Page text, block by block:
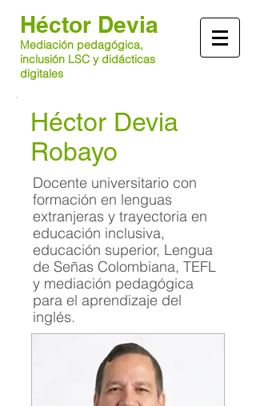
Héctor Devia
Mediación pedagógica,
inclusión LSC y didácticas
digitales
Héctor Devia
Robayo
Docente universitario con
formación en lenguas
extranjeras y trayectoria en
educación inclusiva,
educación superior, Lengua
de Señas Colombiana, TEFL
y mediación pedagógica
para el aprendizaje del
inglés.